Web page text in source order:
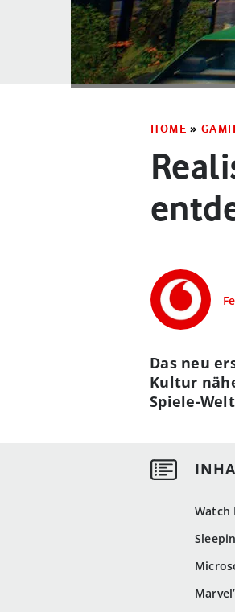
HOME »
Watch
Das neu
Kultur
Spiele-